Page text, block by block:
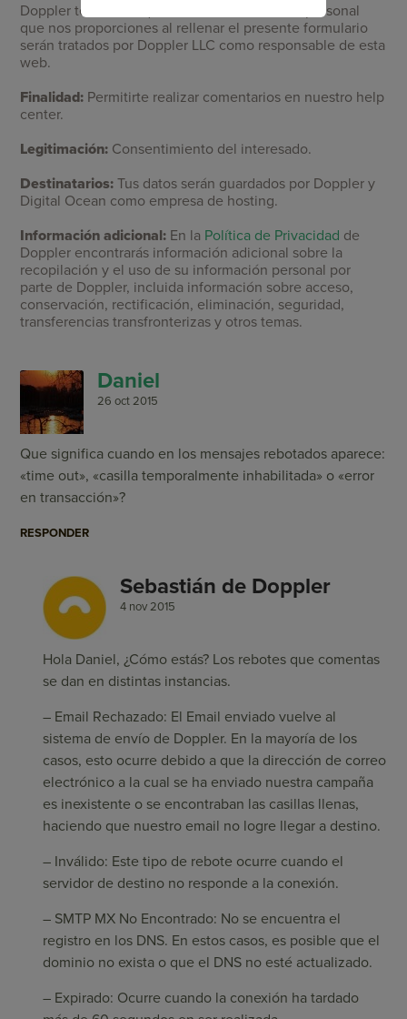
Doppler te informa que los datos de carácter personal
que nos proporciones al rellenar el presente formulario
serán tratados por Doppler LLC como responsable de esta
web.
Finalidad: Permitirte realizar comentarios en nuestro help
center.
Legitimación: Consentimiento del interesado.
Destinatarios: Tus datos serán guardados por Doppler y
Digital Ocean como empresa de hosting.
Información adicional: En la Política de Privacidad de
Doppler encontrarás información adicional sobre la
recopilación y el uso de su información personal por
parte de Doppler, incluida información sobre acceso,
conservación, rectificación, eliminación, seguridad,
transferencias transfronterizas y otros temas.
Daniel
26 oct 2015
Que significa cuando en los mensajes rebotados aparece:
«time out», «casilla temporalmente inhabilitada» o «error
en transacción»?
RESPONDER
Sebastián de Doppler
4 nov 2015
Hola Daniel, ¿Cómo estás? Los rebotes que comentas
se dan en distintas instancias.
– Email Rechazado: El Email enviado vuelve al
sistema de envío de Doppler. En la mayoría de los
casos, esto ocurre debido a que la dirección de correo
electrónico a la cual se ha enviado nuestra campaña
es inexistente o se encontraban las casillas llenas,
haciendo que nuestro email no logre llegar a destino.
– Inválido: Este tipo de rebote ocurre cuando el
servidor de destino no responde a la conexión.
– SMTP MX No Encontrado: No se encuentra el
registro en los DNS. En estos casos, es posible que el
dominio no exista o que el DNS no esté actualizado.
– Expirado: Ocurre cuando la conexión ha tardado